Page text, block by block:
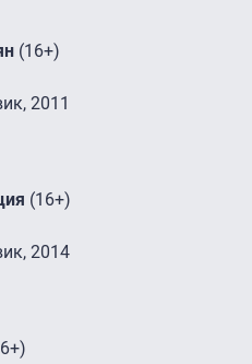
(16+)
2011
(16+)
2014